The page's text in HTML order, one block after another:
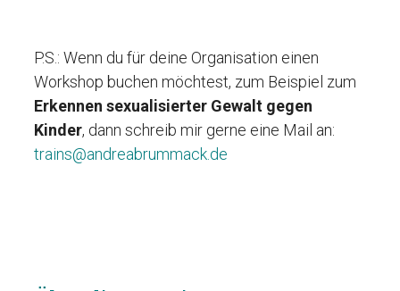
P.S.: Wenn du für deine Organisation einen
Workshop buchen möchtest, zum Beispiel zum
Erkennen sexualisierter Gewalt gegen
Kinder, dann schreib mir gerne eine Mail an:
trains@andreabrummack.de